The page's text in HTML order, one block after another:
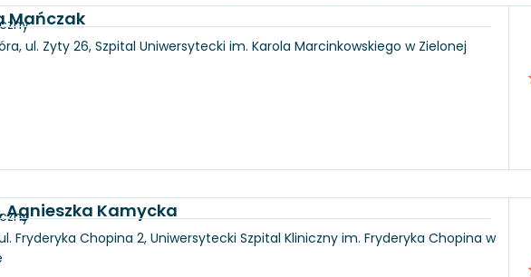
Mańczak
ul. Zyty 26, Szpital Uniwersytecki im. Karola Marcinkowskiego w Zielonej
Agnieszka Kamycka
Fryderyka Chopina 2, Uniwersytecki Szpital Kliniczny im. Fryderyka Chopina w